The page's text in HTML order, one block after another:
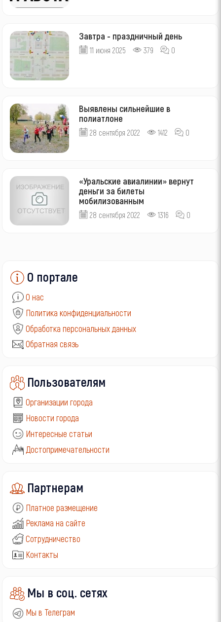
Завтра - праздничный день
11 июня 2025 379 0
Выявлены сильнейшие в
полиатлоне
28 сентября 2022 1412 0
«Уральские авиалинии» вернут
деньги за билеты
мобилизованным
28 сентября 2022 1316 0
О портале
О нас
Политика конфиденциальности
Обработка персональных данных
Обратная связь
Пользователям
Организации города
Новости города
Интересные статьи
Достопримечательности
Партнерам
Платное размещение
Реклама на сайте
Сотрудничество
Контакты
Мы в соц. сетях
Мы в Телеграм